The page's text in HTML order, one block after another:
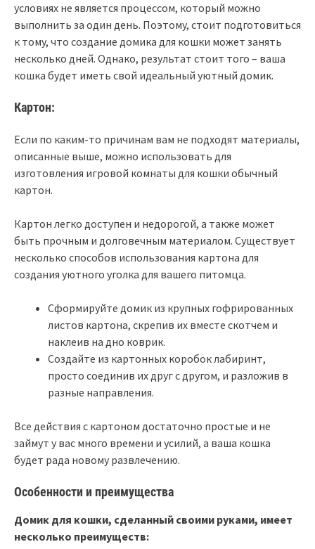
условиях не является процессом, который можно
выполнить за один день. Поэтому, стоит подготовиться
к тому, что создание домика для кошки может занять
несколько дней. Однако, результат стоит того – ваша
кошка будет иметь свой идеальный уютный домик.
Картон:
Если по каким-то причинам вам не подходят материалы,
описанные выше, можно использовать для
изготовления игровой комнаты для кошки обычный
картон.
Картон легко доступен и недорогой, а также может
быть прочным и долговечным материалом. Существует
несколько способов использования картона для
создания уютного уголка для вашего питомца.
Сформируйте домик из крупных гофрированных
листов картона, скрепив их вместе скотчем и
наклеив на дно коврик.
Создайте из картонных коробок лабиринт,
просто соединив их друг с другом, и разложив в
разные направления.
Все действия с картоном достаточно простые и не
займут у вас много времени и усилий, а ваша кошка
будет рада новому развлечению.
Особенности и преимущества
Домик для кошки, сделанный своими руками, имеет
несколько преимуществ: